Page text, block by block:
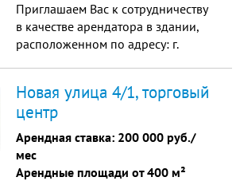
Приглашаем Вас к сотрудничеству
в качестве арендатора в здании,
расположенном по адресу: г.
помещение, расположенное в
цокольном этаже здания общей
площадью 640 кв.м. На первом
этаже расположен боулинг-центр и
ресторан Лебовски. В помещен...
Новая улица 4/1, торговый
центр
Арендная ставка: 200 000 руб./
мес
Арендные площади от 400 м²